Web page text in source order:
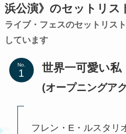
浜公演》のセットリス
ライブ・フェスのセットリス
しています
No. 世界一可愛い私
(オープニングア
フレン・E・ルスタリ